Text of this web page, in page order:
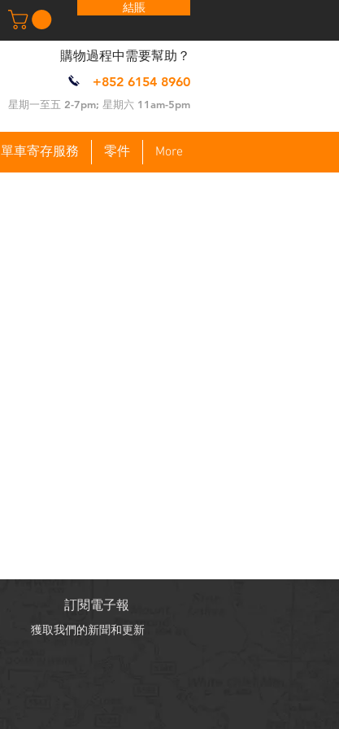
結賬
​購物過程中需要幫助？
+852 6154 8960
​星期一至五 2-7pm; 星期六 11am-5pm
單車寄存服務 零件 More
訂閱電子報
獲取我們的新聞和更新